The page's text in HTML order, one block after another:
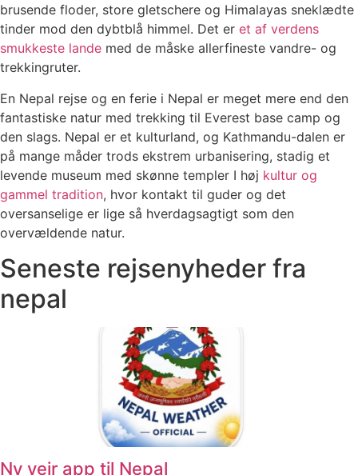
brusende floder, store gletschere og Himalayas sneklædte
tinder mod den dybtblå himmel. Det er et af verdens
smukkeste lande med de måske allerfineste vandre- og
trekkingruter.
En Nepal rejse og en ferie i Nepal er meget mere end den
fantastiske natur med trekking til Everest base camp og
den slags. Nepal er et kulturland, og Kathmandu-dalen er
på mange måder trods ekstrem urbanisering, stadig et
levende museum med skønne templer I høj kultur og
gammel tradition, hvor kontakt til guder og det
oversanselige er lige så hverdagsagtigt som den
overvældende natur.
Seneste rejsenyheder fra
nepal
Ny vejr app til Nepal